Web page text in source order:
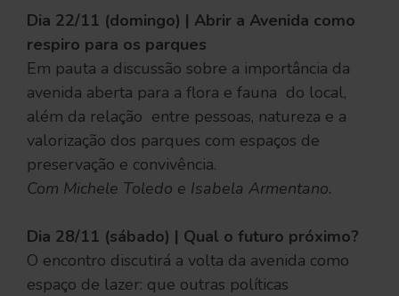
Dia 22/11 (domingo) | Abrir a Avenida como
respiro para os parques
Em pauta a discussão sobre a importância da
avenida aberta para a flora e fauna do local,
além da relação entre pessoas, natureza e a
valorização dos parques com espaços de
preservação e convivência.
Com Michele Toledo e Isabela Armentano.
Dia 28/11 (sábado) | Qual o futuro próximo?
O encontro discutirá a volta da avenida como
espaço de lazer: que outras políticas